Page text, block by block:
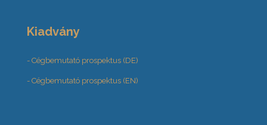
Kiadvány
- Cégbemutató prospektus (DE)
- Cégbemutató prospektus (EN)